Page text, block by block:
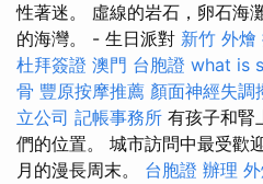
性著迷。 虛線的岩石，卵石海
的海灣。 - 生日派對 新竹 外燴
杜拜簽證 澳門 台胞證 what is
骨 豐原按摩推薦 顏面神經失調
立公司 記帳事務所 有孩子和腎
們的位置。 城市訪問中最受歡
月的漫長周末。 台胞證 辦理